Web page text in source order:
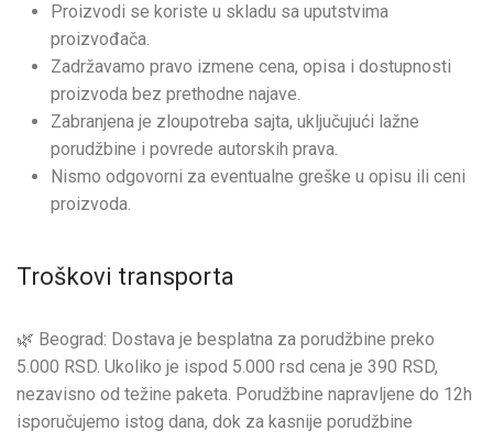
Proizvodi se koriste u skladu sa uputstvima
proizvođača.
Zadržavamo pravo izmene cena, opisa i dostupnosti
proizvoda bez prethodne najave.
Zabranjena je zloupotreba sajta, uključujući lažne
porudžbine i povrede autorskih prava.
Nismo odgovorni za eventualne greške u opisu ili ceni
proizvoda.
Troškovi transporta
🌿 Beograd: Dostava je besplatna za porudžbine preko
5.000 RSD. Ukoliko je ispod 5.000 rsd cena je 390 RSD,
nezavisno od težine paketa. Porudžbine napravljene do 12h
isporučujemo istog dana, dok za kasnije porudžbine